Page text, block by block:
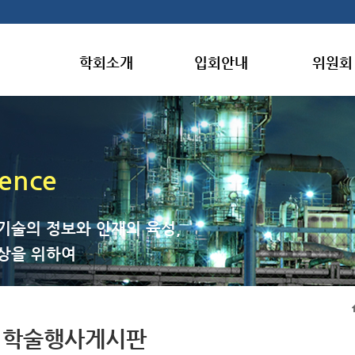
학회소개 입회안내 위원회
술의 정보와 인재의 육성,
을 위하여
학술행사게시판